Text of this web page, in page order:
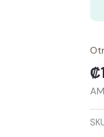
y
₡